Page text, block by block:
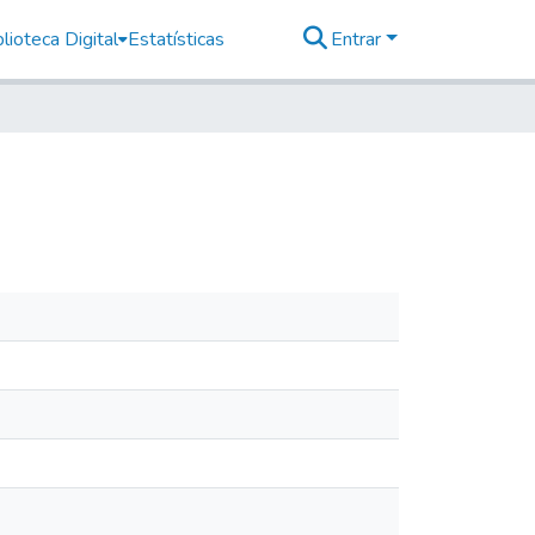
Digital Estatísticas Entrar